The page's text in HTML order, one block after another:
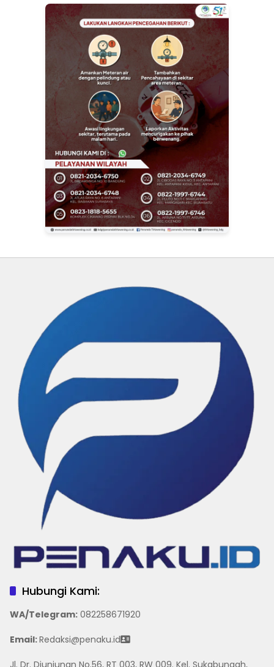
Hubungi Kami:
WA/Telegram: 082258671920
Email:Redaksi@penaku.id
Jl. Dr. Djunjunan No.56, RT 003, RW 009. Kel. Sukabungah,